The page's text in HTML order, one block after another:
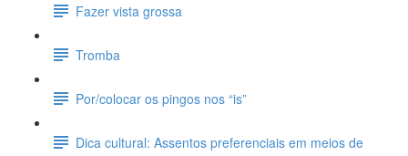
Fazer vista grossa
Tromba
Por/colocar os pingos nos “is”
Dica cultural: Assentos preferenciais em meios de